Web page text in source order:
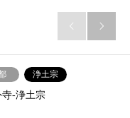
 
浄土宗
-浄土宗